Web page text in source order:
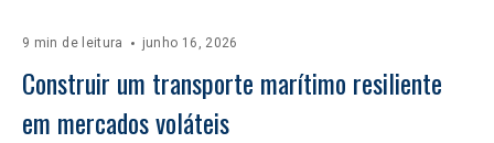
9 min de leitura junho 16, 2026
Construir um transporte marítimo resiliente
em mercados voláteis